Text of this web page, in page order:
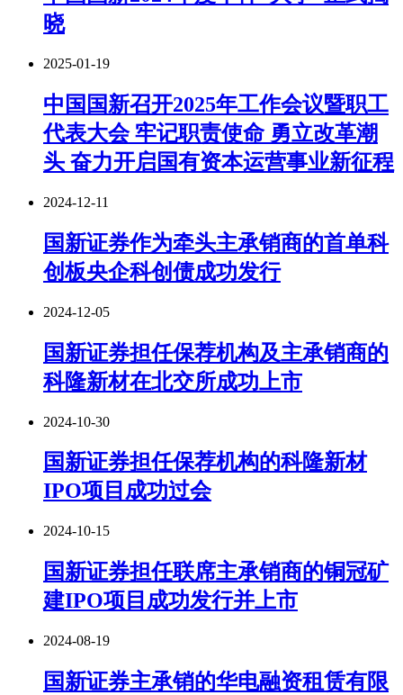
晓
2025-01-19
中国国新召开2025年工作会议暨职工
代表大会 牢记职责使命 勇立改革潮
头 奋力开启国有资本运营事业新征程
2024-12-11
国新证券作为牵头主承销商的首单科
创板央企科创债成功发行
2024-12-05
国新证券担任保荐机构及主承销商的
科隆新材在北交所成功上市
2024-10-30
国新证券担任保荐机构的科隆新材
IPO项目成功过会
2024-10-15
国新证券担任联席主承销商的铜冠矿
建IPO项目成功发行并上市
2024-08-19
国新证券主承销的华电融资租赁有限